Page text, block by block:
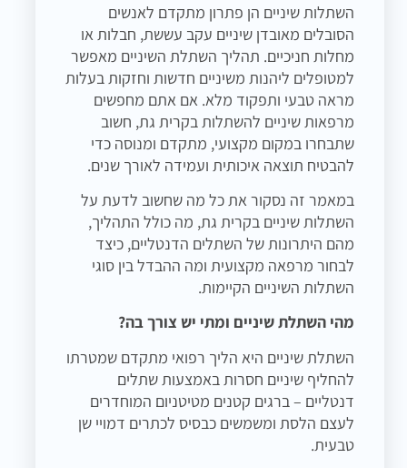
השתלות שיניים הן פתרון מתקדם לאנשים
הסובלים מאובדן שיניים עקב עששת, חבלות או
מחלות חניכיים. תהליך השתלת השיניים מאפשר
למטופלים ליהנות משיניים חדשות וחזקות בעלות
מראה טבעי ותפקוד מלא. אם אתם מחפשים
מרפאות שיניים להשתלות בקרית גת, חשוב
שתבחרו במקום מקצועי, מתקדם ומנוסה כדי
להבטיח תוצאה איכותית ועמידה לאורך שנים.
במאמר זה נסקור את כל מה שחשוב לדעת על
השתלות שיניים בקרית גת, מה כולל התהליך,
מהם היתרונות של השתלים הדנטליים, כיצד
לבחור מרפאה מקצועית ומה ההבדל בין סוגי
השתלות השיניים הקיימות.
מהי השתלת שיניים ומתי יש צורך בה?
השתלת שיניים היא הליך רפואי מתקדם שמטרתו
להחליף שיניים חסרות באמצעות שתלים
דנטליים – ברגים קטנים מטיטניום המוחדרים
לעצם הלסת ומשמשים כבסיס לכתרים דמויי שן
טבעית.